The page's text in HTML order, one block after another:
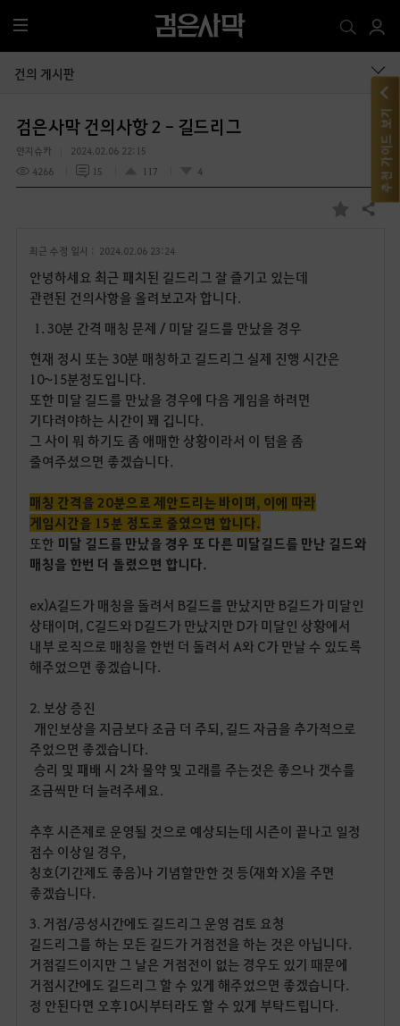
전
체
메
건의 게시판
검은사막 건의사항 2 - 길드리그
얀지슈카
2024.02.06 22:15
4266
15 117 4
즐
공유하기
최근 수정 일시 : 2024.02.06 23:24
안녕하세요 최근 패치된 길드리그 잘 즐기고 있는데
관련된 건의사항을 올려보고자 합니다.
1. 30분 간격 매칭 문제 / 미달 길드를 만났을 경우
현재 정시 또는 30분 매칭하고 길드리그 실제 진행 시간은
10~15분정도입니다.
또한 미달 길드를 만났을 경우에 다음 게임을 하려면
기다려야하는 시간이 꽤 깁니다.
그 사이 뭐 하기도 좀 애매한 상황이라서 이 텀을 좀
줄여주셨으면 좋겠습니다.
매칭 간격을 20분으로 제안드리는 바이며, 이에 따라
게임시간을 15분 정도로 줄였으면 합니다.
또한 미달 길드를 만났을 경우 또 다른 미달길드를 만난 길드와
매칭을 한번 더 돌렸으면 합니다.
ex)A길드가 매칭을 돌려서 B길드를 만났지만 B길드가 미달인
상태이며, C길드와 D길드가 만났지만 D가 미달인 상황에서
내부 로직으로 매칭을 한번 더 돌려서 A와 C가 만날 수 있도록
해주었으면 좋겠습니다.
2. 보상 증진
개인보상을 지금보다 조금 더 주되, 길드 자금을 추가적으로
주었으면 좋겠습니다.
승리 및 패배 시 2차 물약 및 고래를 주는것은 좋으나 갯수를
조금씩만 더 늘려주세요.
추후 시즌제로 운영될 것으로 예상되는데 시즌이 끝나고 일정
점수 이상일 경우,
칭호(기간제도 좋음)나 기념할만한 것 등(재화 X)을 주면
좋겠습니다.
3. 거점/공성시간에도 길드리그 운영 검토 요청
길드리그를 하는 모든 길드가 거점전을 하는 것은 아닙니다.
거점길드이지만 그 날은 거점전이 없는 경우도 있기 때문에
거점시간에도 길드리그 할 수 있게 해주었으면 좋겠습니다.
정 안된다면 오후10시부터라도 할 수 있게 부탁드립니다.
추천 가이드 보기